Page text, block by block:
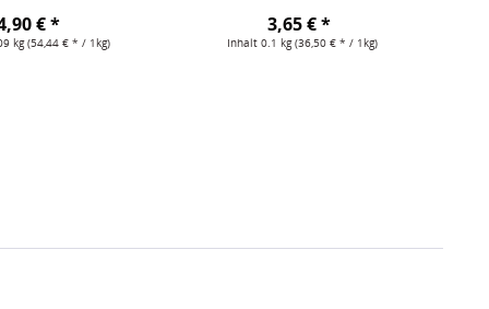
kg(54,44 € * / 1kg)
€ *
Inhalt0.1 kg(36,50 € * / 1kg)
3,65 € *